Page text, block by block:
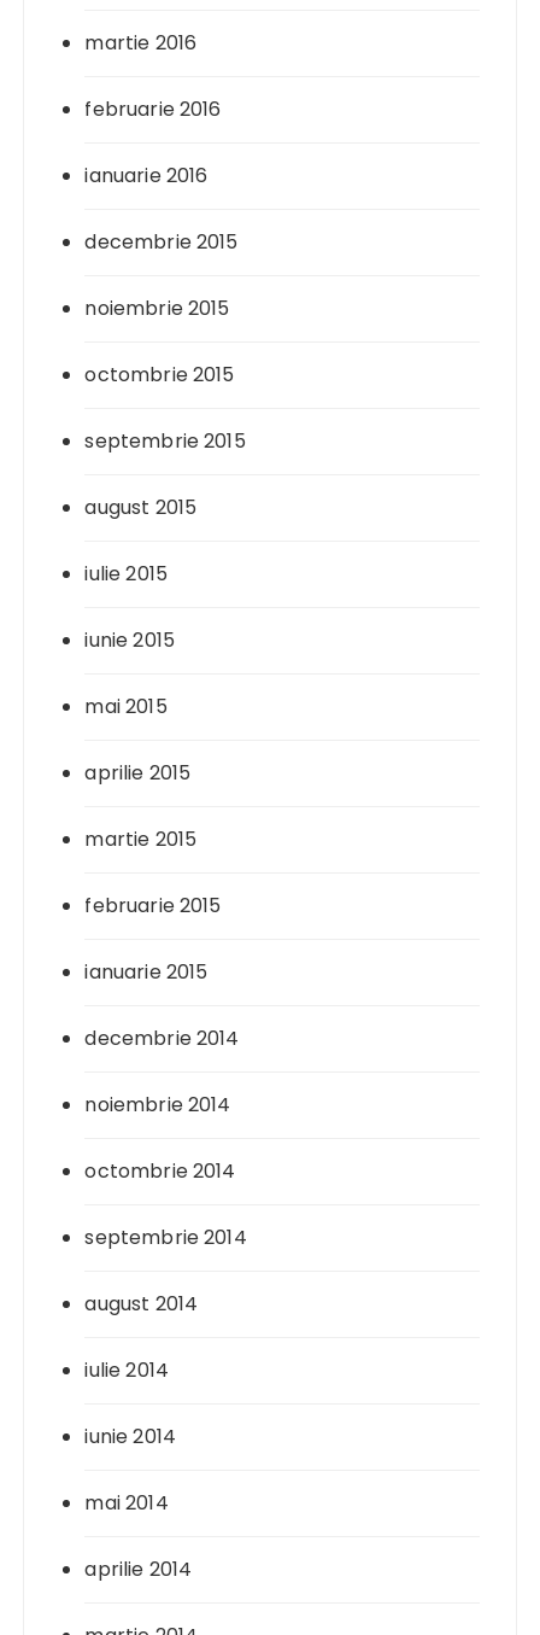
martie 2016
februarie 2016
ianuarie 2016
decembrie 2015
noiembrie 2015
octombrie 2015
septembrie 2015
august 2015
iulie 2015
iunie 2015
mai 2015
aprilie 2015
martie 2015
februarie 2015
ianuarie 2015
decembrie 2014
noiembrie 2014
octombrie 2014
septembrie 2014
august 2014
iulie 2014
iunie 2014
mai 2014
aprilie 2014